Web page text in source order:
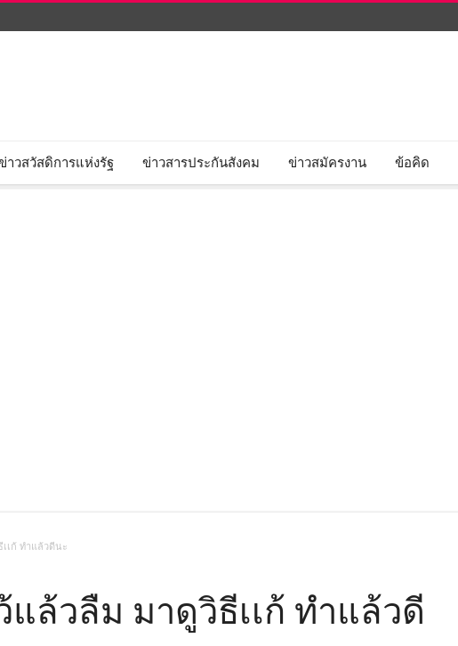
าวสวัสดิการแห่งรัฐ ข่าวสารประกันสังคม ข่าวสมัครงาน ข้อคิด
เก้ ทำแล้วดีนะ
ล้วลืม มาดูวิธีเเก้ ทำแล้วดี